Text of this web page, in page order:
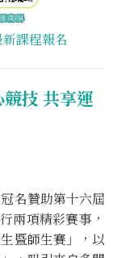
課程報名
技 共享運
名贊助第十六屆
兩項精彩賽事，
暨師生賽」，以